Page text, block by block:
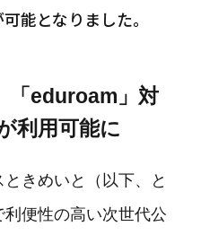
能となりました。
「eduroam」対
利用可能に
きめいと（以下、と
便性の高い次世代公